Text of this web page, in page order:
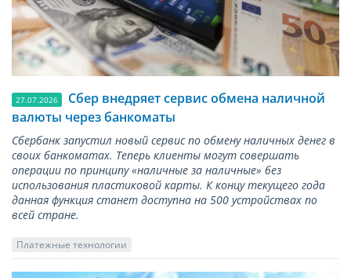
27.07.2026
Сбер внедряет сервис обмена наличной
валюты через банкоматы
Сбербанк запустил новый сервис по обмену наличных денег в
своих банкоматах. Теперь клиенты могут совершать
операции по принципу «наличные за наличные» без
использования пластиковой карты. К концу текущего года
данная функция станет доступна на 500 устройствах по
всей стране.
Платежные технологии